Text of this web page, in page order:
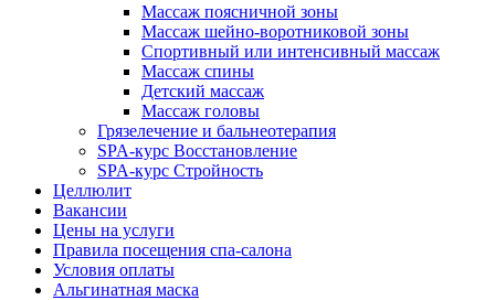
Массаж поясничной зоны
Массаж шейно-воротниковой зоны
Спортивный или интенсивный массаж
Массаж спины
Детский массаж
Массаж головы
Грязелечение и бальнеотерапия
SPA-курс Восстановление
SPA-курс Стройность
Целлюлит
Вакансии
Цены на услуги
Правила посещения спа-салона
Условия оплаты
Альгинатная маска